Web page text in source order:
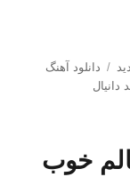
برچسب‌ها
دانلود آهنگ
دانیال
خوب